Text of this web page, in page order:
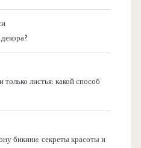
листья: какой способ
бикини: секреты красоты и